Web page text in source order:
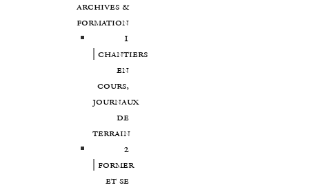
archives &
formation
1
| chantiers
en
cours,
journaux
de
terrain
2
| former
et se